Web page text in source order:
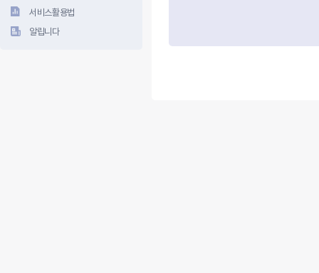
서비스활용법
알립니다